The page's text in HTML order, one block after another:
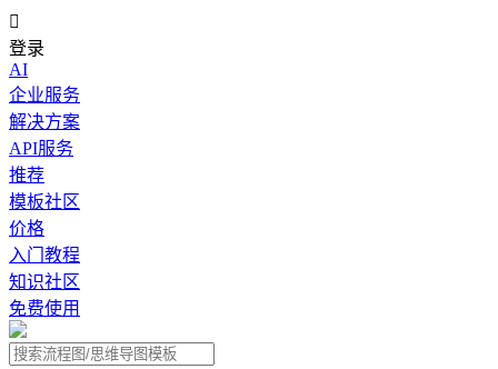

登录
AI
企业服务
解决方案
API服务
推荐
模板社区
价格
入门教程
知识社区
免费使用